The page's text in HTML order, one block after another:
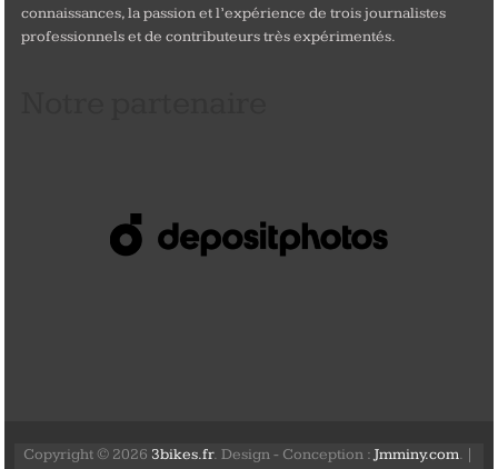
connaissances, la passion et l’expérience de trois journalistes
professionnels et de contributeurs très expérimentés.
Copyright © 2026 3bikes.fr. Design - Conception :Jmminy.com. |